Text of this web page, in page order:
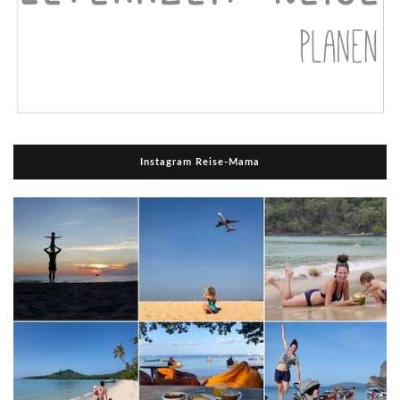
Instagram Reise-Mama